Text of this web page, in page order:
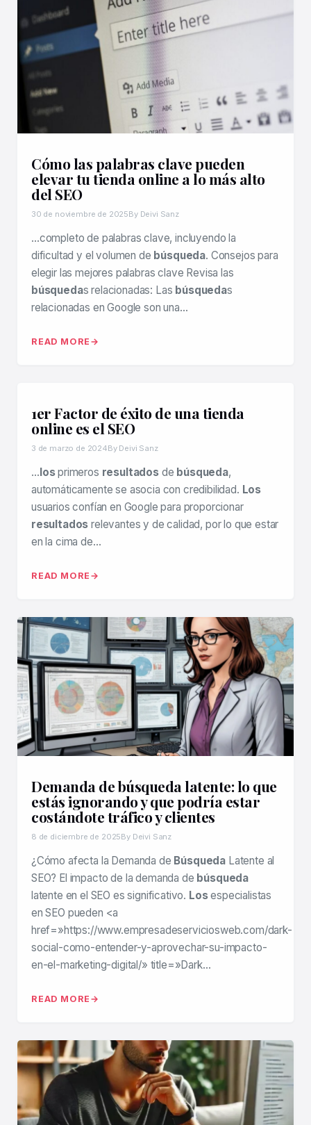
Cómo las palabras clave pueden
elevar tu tienda online a lo más alto
del SEO
30 de noviembre de 2025By Deivi Sanz
…completo de palabras clave, incluyendo la
dificultad y el volumen de búsqueda. Consejos para
elegir las mejores palabras clave Revisa las
búsquedas relacionadas: Las búsquedas
relacionadas en Google son una…
READ MORE
1er Factor de éxito de una tienda
online es el SEO
3 de marzo de 2024By Deivi Sanz
…losprimeros resultadosde búsqueda,
automáticamente se asocia con credibilidad. Los
usuarios confían en Google para proporcionar
resultados relevantes y de calidad, por lo que estar
en la cima de…
READ MORE
Demanda de búsqueda latente: lo que
estás ignorando y que podría estar
costándote tráfico y clientes
8 de diciembre de 2025By Deivi Sanz
¿Cómo afecta la Demanda de Búsqueda Latente al
SEO? El impacto de la demanda de búsqueda
latente en el SEO es significativo. Losespecialistas
en SEO pueden <a
href=»https://www.empresadeserviciosweb.com/dark-
social-como-entender-y-aprovechar-su-impacto-
en-el-marketing-digital/» title=»Dark…
READ MORE